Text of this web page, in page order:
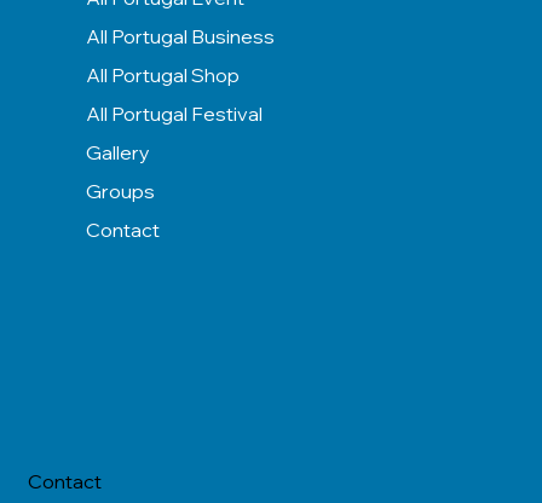
All Portugal Business
All Portugal Shop
All Portugal Festival
Gallery
Groups
Contact
Contact